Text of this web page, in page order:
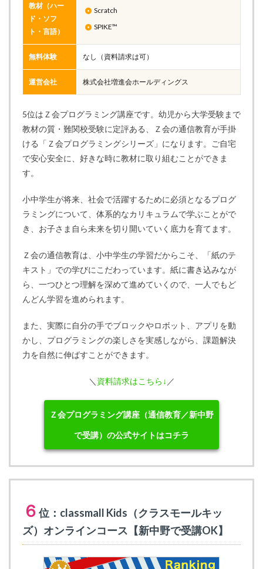
教材（ハー
ド・ソフ
ト・言語）
Scratch
SPIKE™
無料体験 なし（資料請求は可）
運営会社 株式会社増進会ホールディングス
5位はＺ会プログラミング講座です。幼児から大学受験まで
教材の質・難関校受験に定評ある、Ｚ会の通信教育が手掛
ける「Ｚ会プログラミングシリーズ」になります。ご自宅
で安心安全に、好きな時に教材に取り組むことができま
す。
小中学生が将来、社会で活躍するために必須となるプログ
ラミングについて、体系的なカリキュラムで学ぶことがで
き、お子さま自ら未来を切り開いていく底力を育てます。
Ｚ会の通信教育は、小中学生の学習だからこそ、「紙のテ
キスト」での学びにこだわっています。紙に書き込みなが
ら、一つひとつ理解を深めて進めていくので、一人でもど
んどん学習を進められます。
また、実際に自分の手でブロックやロボット、アプリを動
かし、プログラミングの楽しさを実感しながら、課題解決
力を自然に伸ばすことができます。
＼ 資料請求はこちら↓ ／
Ｚ会プログラミング講座（通信教育／新中野
で受講）の公式サイトはコチラ
６ 位：classmall Kids（クラスモールキッ
ズ）オンラインコース【新中野で受講OK】